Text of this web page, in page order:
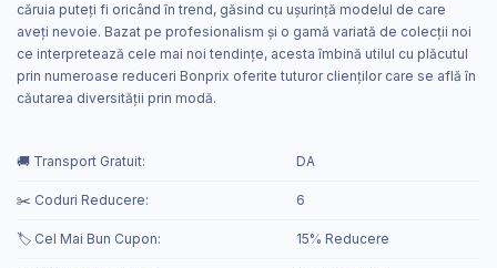
căruia puteţi fi oricând ȋn trend, găsind cu uşurinţă modelul de care
aveţi nevoie. Bazat pe profesionalism şi o gamă variată de colecţii noi
ce interpretează cele mai noi tendinţe, acesta ȋmbină utilul cu plăcutul
prin numeroase reduceri Bonprix oferite tuturor clienţilor care se află ȋn
căutarea diversităţii prin modă.
🚚 Transport Gratuit: DA
✂️ Coduri Reducere: 6
🏷️ Cel Mai Bun Cupon: 15% Reducere